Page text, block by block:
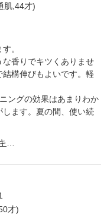
肌,44才)
。
香りでキツくありませ
構伸びもよいです。軽
ングの効果はあまりわか
します。夏の間、使い続
才)